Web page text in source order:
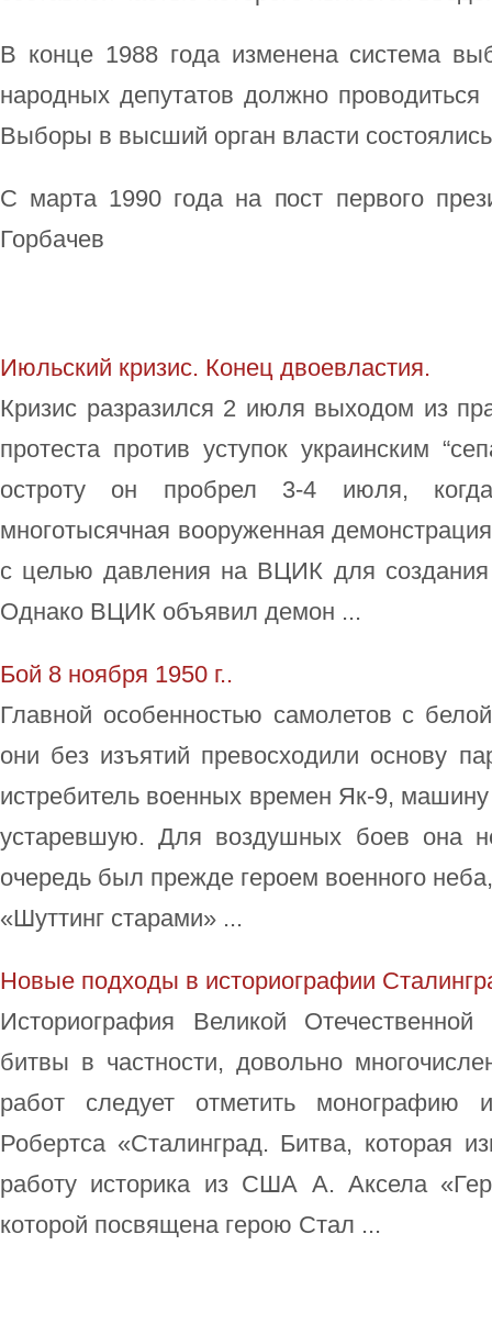
В конце 1988 года изменена система
народных депутатов должно проводиться
Выборы в высший орган власти
С марта 1990 года на пост первого
Горбачев
Июльский кризис. Конец двоевластия.
Кризис разразился 2 июля выходом из
протеста против уступок украинским
остроту он пробрел 3-4 июля,
многотысячная вооруженная
с целью давления на ВЦИК для создания
Однако ВЦИК объявил демон ...
Бой 8 ноября 1950 г..
Главной особенностью самолетов с
они без изъятий превосходили основу
истребитель военных времен Як-9,
устаревшую. Для воздушных боев она
очередь был прежде героем военного
«Шуттинг старами» ...
Новые подходы в историографии
Историография Великой
битвы в частности, довольно
работ следует отметить монографию
Робертса «Сталинград. Битва, которая
работу историка из США А. Аксела
которой посвящена герою Стал ...